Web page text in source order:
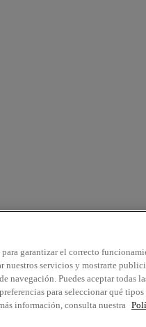
garantizar el correcto
nuestros servicios y mostrarte
navegación. Puedes aceptar todas
para seleccionar qué tipos
información, consulta nuestra